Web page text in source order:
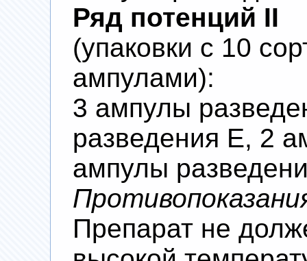
Ряд потенций II
(упаковки с 10
ампулами):
3 ампулы
разведения Е, 2
ампулы
Препарат не